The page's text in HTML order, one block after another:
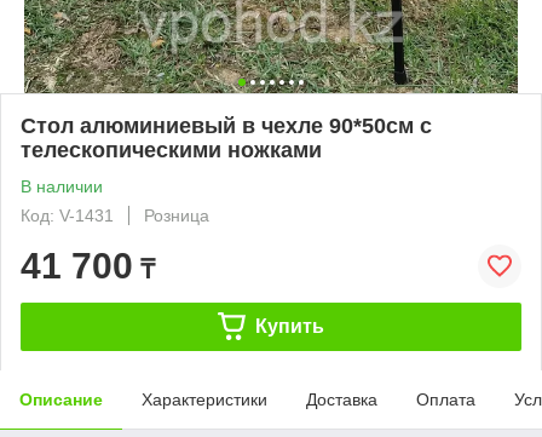
Стол алюминиевый в чехле 90*50см с
телескопическими ножками
В наличии
Код: V-1431
Розница
41 700 ₸
Купить
Описание Характеристики Доставка Оплата